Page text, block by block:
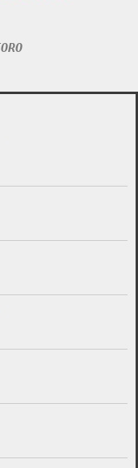
usuario bajo
criticar,
sin
de la violencia, ni
insignias,
puedan